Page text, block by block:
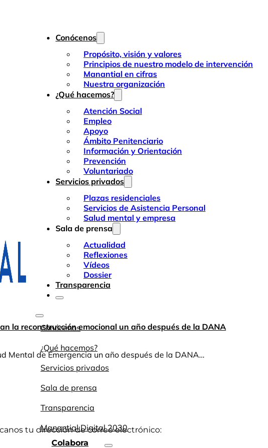
Conócenos
Propósito, visión y valores
Principios de nuestro modelo de intervención
Manantial en cifras
Nuestra organización
¿Qué hacemos?
Atención Social
Empleo
Apoyo
Ámbito Penitenciario
Información y Orientación
Prevención
Voluntariado
Servicios privados
Plazas residenciales
Servicios de Asistencia Personal
Salud mental y empresa
Sala de prensa
Actualidad
Reflexiones
Vídeos
Dossier
Transparencia
Conócenos
¿Qué hacemos?
Servicios privados
Sala de prensa
Transparencia
Manantial Digital 2030
Colabora
la reconstrucción emocional un año después de la DANA
Mental de Emergencia un año después de la DANA…
tu dirección de correo electrónico: